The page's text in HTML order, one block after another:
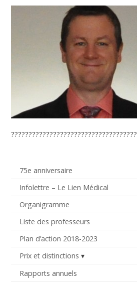
75e anniversaire
Infolettre – Le Lien Médical
Organigramme
Liste des professeurs
Plan d’action 2018-2023
Prix et distinctions
Rapports annuels
????????????????????????????????????